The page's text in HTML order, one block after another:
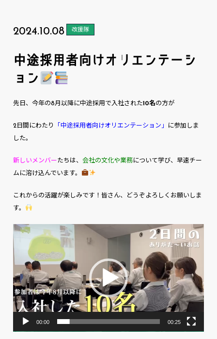
2024.10.08 改援隊
中途採用者向けオリエンテーシ
ョン
先日、今年の8月以降に中途採用で入社された10名の方が
2日間にわたり 「中途採用者向けオリエンテーション」 に参加しま
した。
新しいメンバーたちは、 会社の文化や業務について学び、早速チー
ムに溶け込んでいます。
これからの活躍が楽しみです！皆さん、どうぞよろしくお願いしま
す。
動
画
プ
レ
ー
ヤ
ー
00:00 00:25